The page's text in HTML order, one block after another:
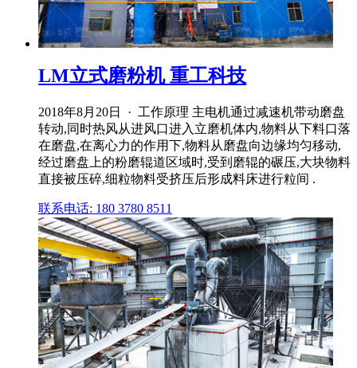
LM立式磨粉机 重工科技
2018年8月20日 · 工作原理 主电机通过减速机带动磨盘
转动,同时热风从进风口进入立磨机体内,物料从下料口落
在磨盘,在离心力的作用下,物料从磨盘向边缘均匀移动,
经过磨盘上的粉磨辊道区域时,受到磨辊的碾压,大块物料
直接被压碎,细粒物料受挤压后形成料床进行粒间 .
联系电话: 180 3780 8511